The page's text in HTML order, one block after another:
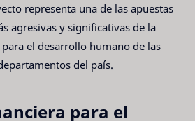
representa una de las apuestas
agresivas y significativas de la
el desarrollo humano de las
del país.
para el